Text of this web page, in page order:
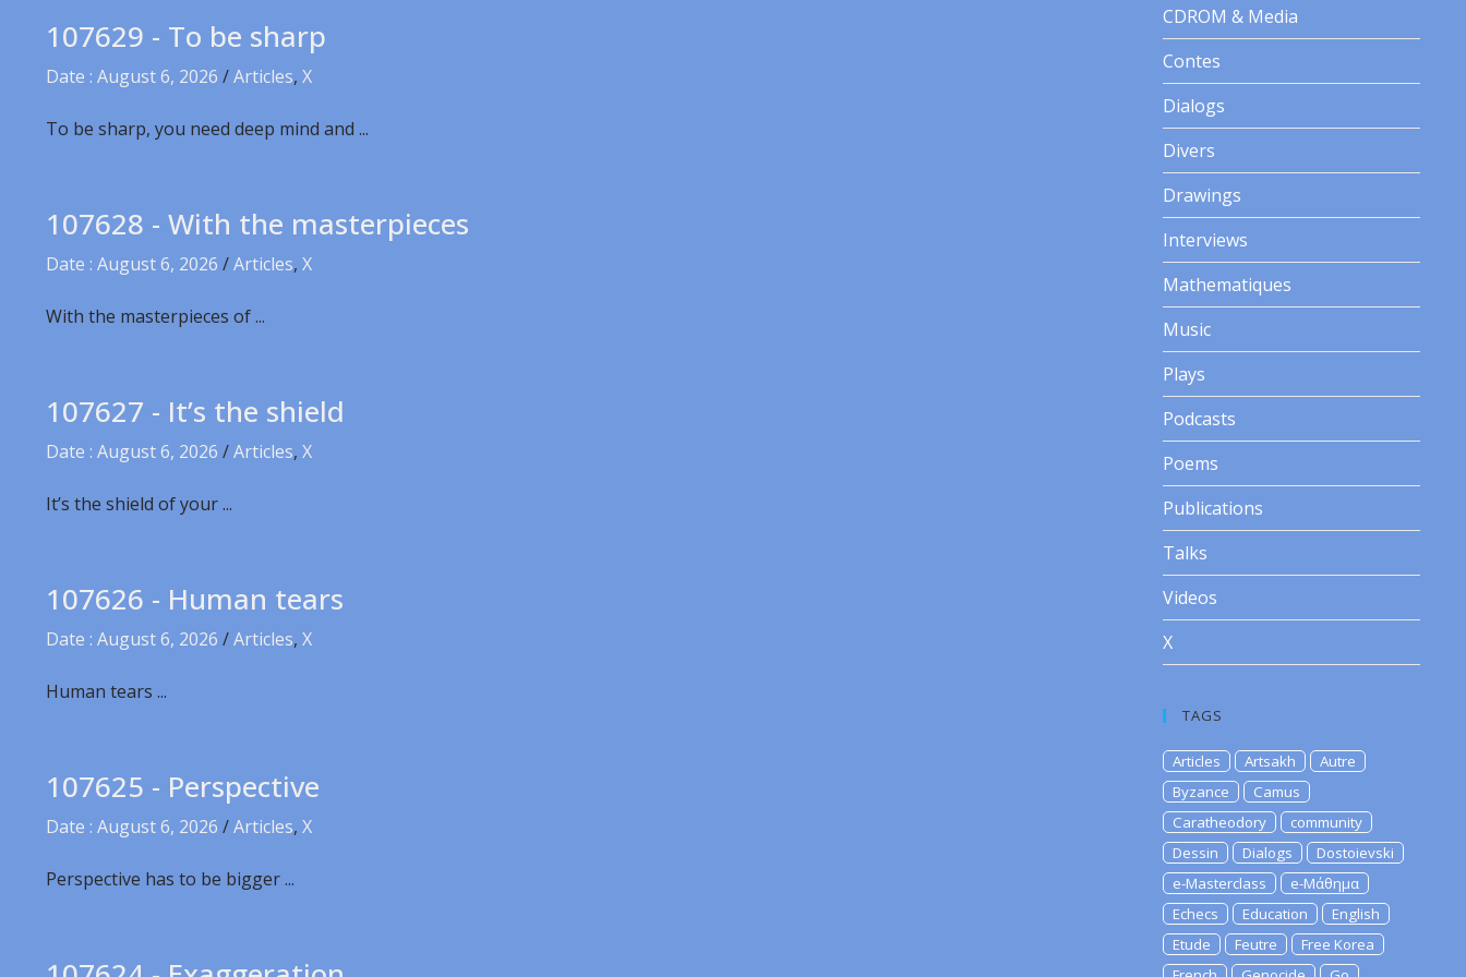
107629 - To be sharp
Date : August 6, 2026 /Articles, X
To be sharp, you need deep mind and ...
107628 - With the masterpieces
Date : August 6, 2026 /Articles, X
With the masterpieces of ...
107627 - It’s the shield
Date : August 6, 2026 /Articles, X
It’s the shield of your ...
107626 - Human tears
Date : August 6, 2026 /Articles, X
Human tears ...
107625 - Perspective
Date : August 6, 2026 /Articles, X
Perspective has to be bigger ...
CDROM & Media
Contes
Dialogs
Divers
Drawings
Interviews
Mathematiques
Music
Plays
Podcasts
Poems
Publications
Talks
Videos
X
TAGS
Articles Artsakh
Autre
Byzance
Camus
Caratheodory
community
Dessin
Dialogs
Dostoievski
e-Masterclass
e-Μάθημα
Echecs
Education
English
Etude
Feutre
Free Korea